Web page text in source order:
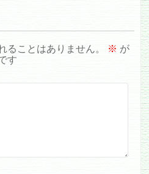
ることはありません。 ※ が
す